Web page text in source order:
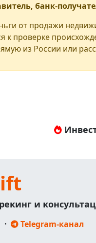
банк-
от продажи
к проверке
из России или
и
· Telegram-канал